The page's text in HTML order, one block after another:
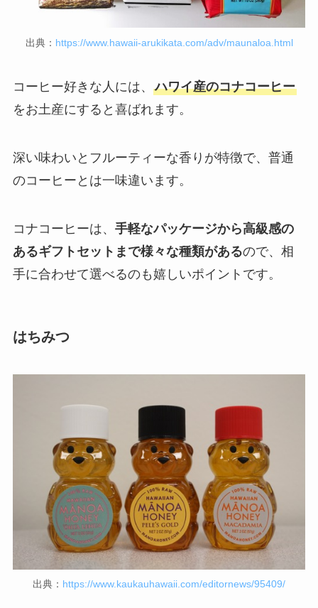
出典： https://www.hawaii-arukikata.com/adv/maunaloa.html
コーヒー好きな人には、 ハワイ産のコナコーヒー
をお土産にすると喜ばれます。
深い味わいとフルーティーな香りが特徴で、普通
のコーヒーとは一味違います。
コナコーヒーは、 手軽なパッケージから高級感の
あるギフトセットまで様々な種類があるので、相
手に合わせて選べるのも嬉しいポイントです。
はちみつ
出典： https://www.kaukauhawaii.com/editornews/95409/